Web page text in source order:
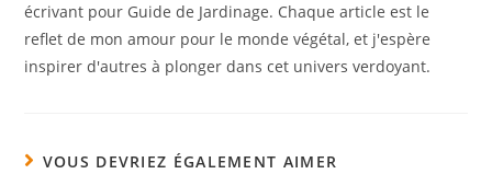
écrivant pour Guide de Jardinage. Chaque article est le
reflet de mon amour pour le monde végétal, et j'espère
inspirer d'autres à plonger dans cet univers verdoyant.
VOUS DEVRIEZ ÉGALEMENT AIMER